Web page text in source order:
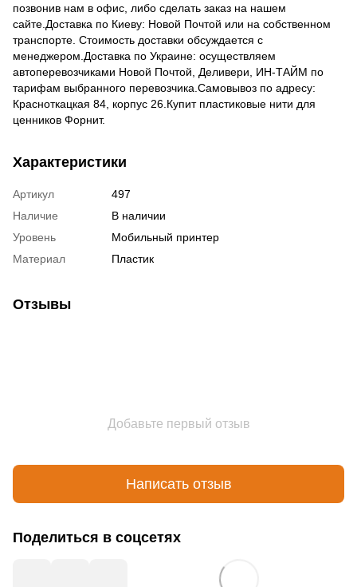
позвонив нам в офис, либо сделать заказ на нашем
сайте.Доставка по Киеву: Новой Почтой или на собственном
транспорте. Стоимость доставки обсуждается с
менеджером.Доставка по Украине: осуществляем
автоперевозчиками Новой Почтой, Деливери, ИН-ТАЙМ по
тарифам выбранного перевозчика.Самовывоз по адресу:
Красноткацкая 84, корпус 26.Купит пластиковые нити для
ценников Форнит.
Характеристики
Артикул
497
Наличие
В наличии
Уровень
Мобильный принтер
Материал
Пластик
Отзывы
Добавьте первый отзыв
Написать отзыв
Поделиться в соцсетях